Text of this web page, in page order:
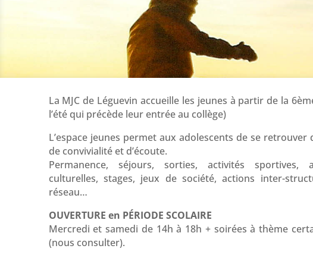
La MJC de Léguevin accueille les jeunes à partir de la
l’été qui précède leur entrée au collège)
L’espace jeunes permet aux adolescents de se retrouver
de convivialité et d’écoute.
Permanence, séjours, sorties, activités sportives,
culturelles, stages, jeux de société, actions inter-
réseau…
OUVERTURE en PÉRIODE SCOLAIRE
Mercredi et samedi de 14h à 18h + soirées à thème
(nous consulter).